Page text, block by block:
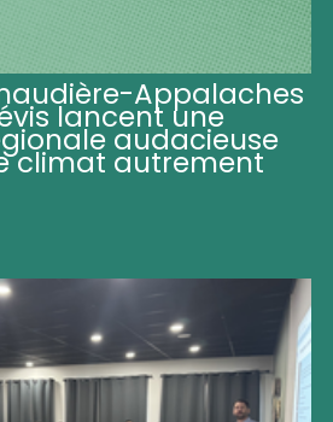
Appalaches
lancent une
audacieuse
climat autrement